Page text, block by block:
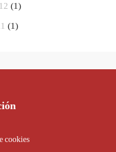
(1)
(1)
cookies